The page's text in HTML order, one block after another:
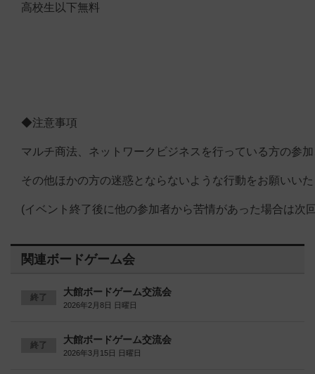
高校生以下無料
◆注意事項
マルチ商法、ネットワークビジネスを行っている方の参
その他ほかの方の迷惑とならないような行動をお願いい
(イベント終了後に他の参加者から苦情があった場合は次
関連ボードゲーム会
終了 大館ボードゲーム交流会
2026年2月8日 日曜日
終了 大館ボードゲーム交流会
2026年3月15日 日曜日